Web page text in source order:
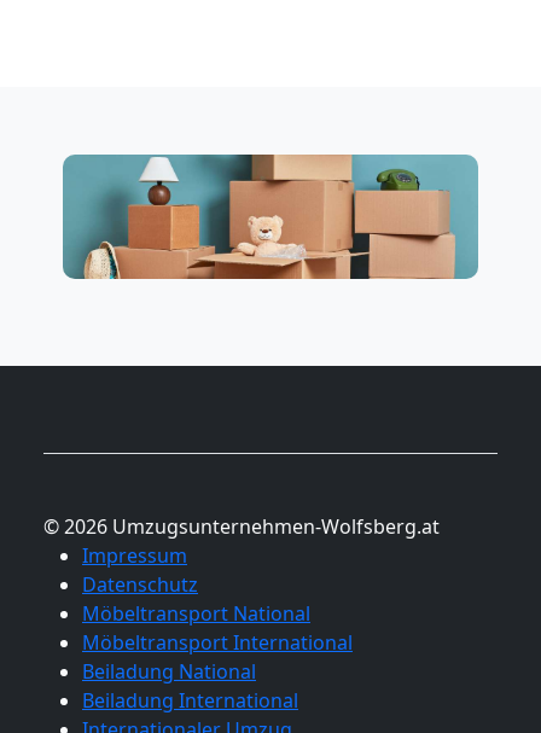
© 2026 Umzugsunternehmen-Wolfsberg.at
Impressum
Datenschutz
Möbeltransport National
Möbeltransport International
Beiladung National
Beiladung International